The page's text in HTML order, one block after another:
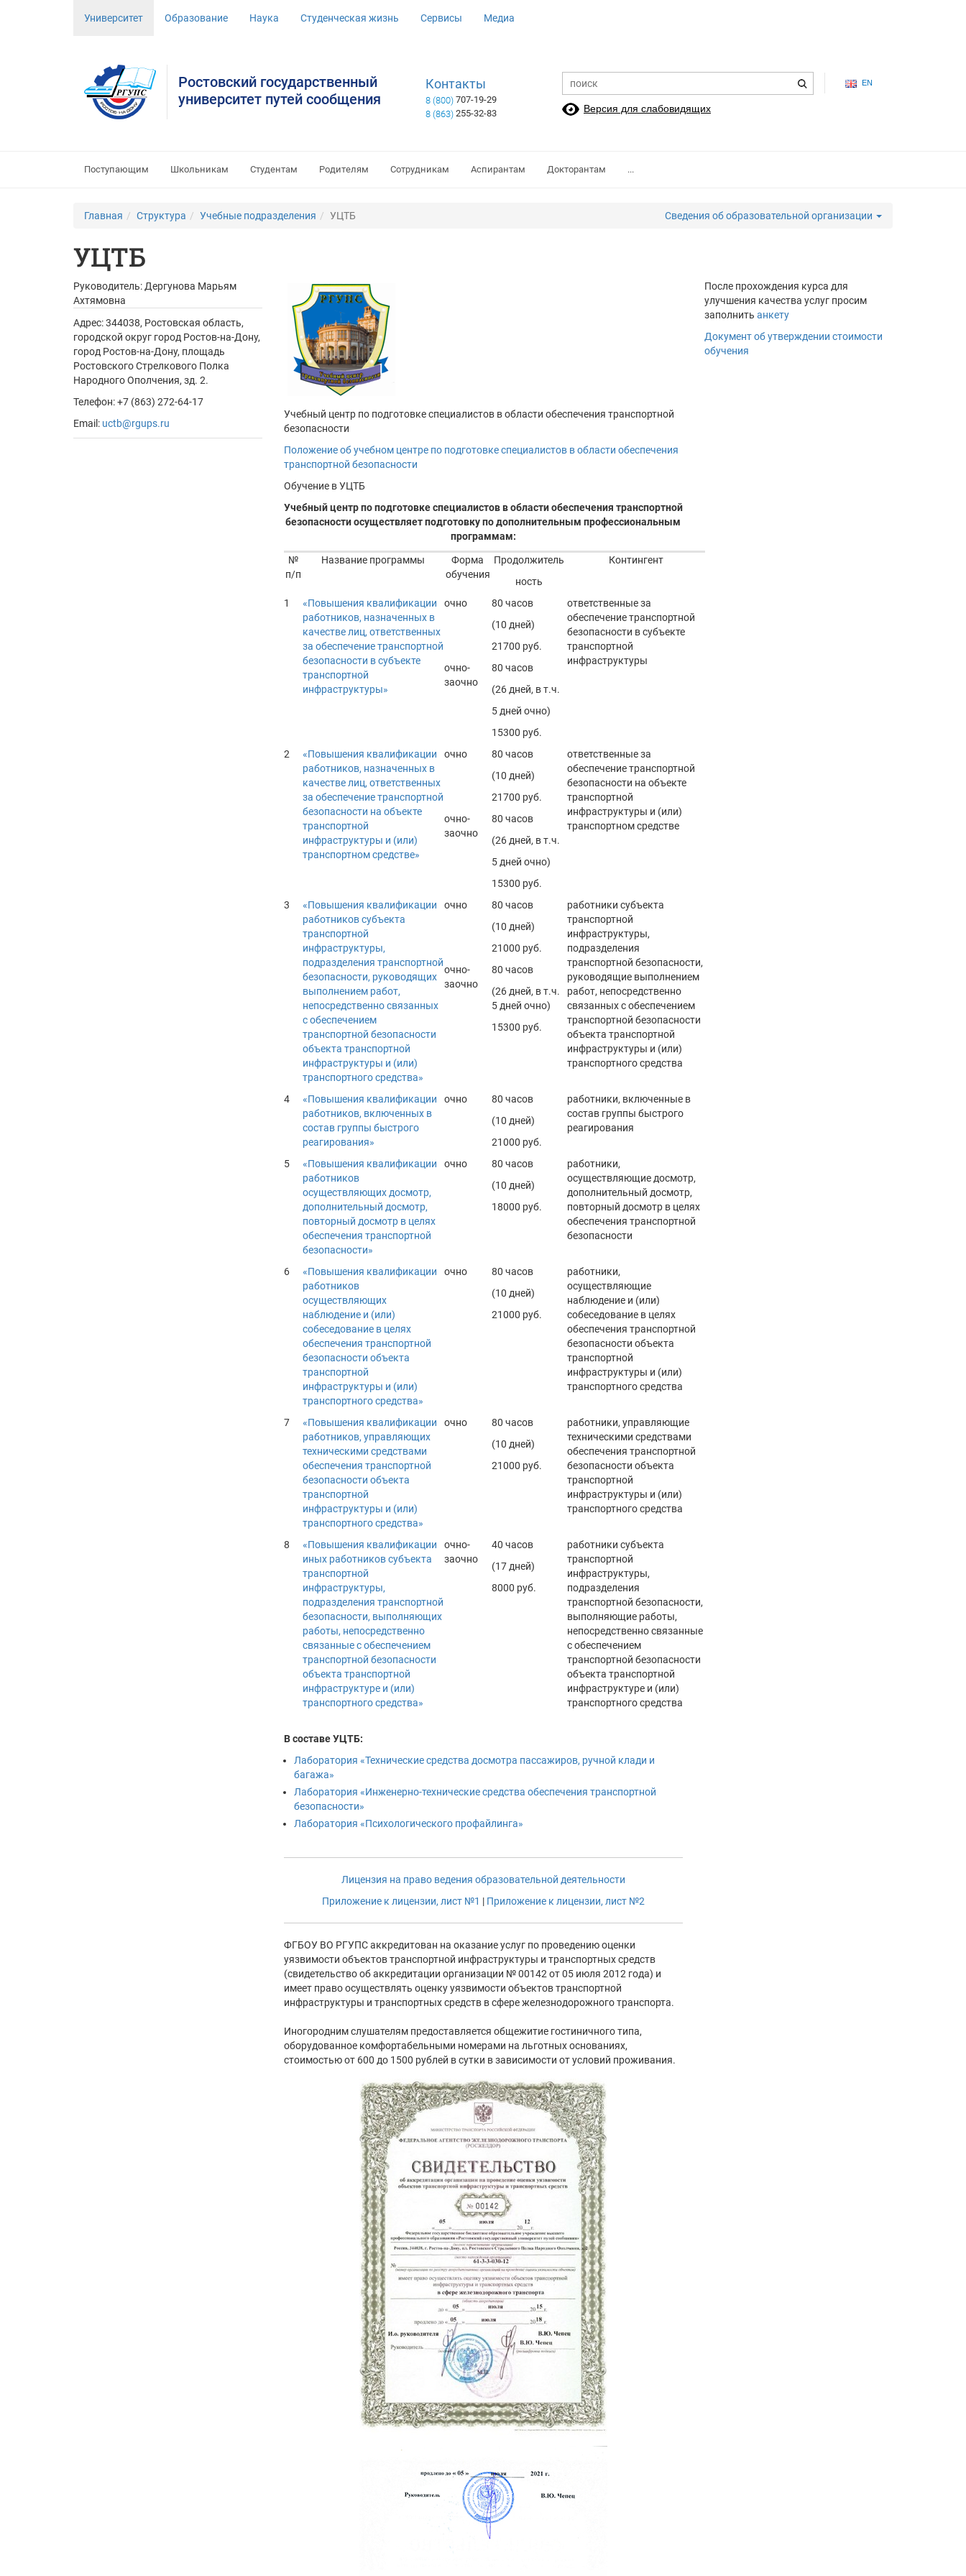
Университет Образование Наука Студенческая жизнь Сервисы Медиа
EN
Ростовский государственный
университет путей сообщения
Контакты
8 (800) 707-19-29
8 (863) 255-32-83 Версия для слабовидящих
Поступающим Школьникам Студентам Родителям Сотрудникам Аспирантам Докторантам ...
Главная Структура Учебные подразделения УЦТБ Сведения об образовательной организации
УЦТБ
Руководитель: Дергунова Марьям
Ахтямовна
Адрес:344038, Ростовская область,
городской округ город Ростов-на-Дону,
город Ростов-на-Дону, площадь
Ростовского Стрелкового Полка
Народного Ополчения, зд. 2.
Телефон: +7 (863) 272-64-17
Email: uctb@rgups.ru
Учебный центр по подготовке специалистов в области обеспечения транспортной
безопасности
Положение об учебном центре по подготовке специалистов в области обеспечения
транспортной безопасности
Обучение в УЦТБ
Учебный центр по подготовке специалистов в области обеспечения транспортной
безопасности осуществляет подготовку по дополнительным профессиональным
программам:
№
п/п
Название программы
Форма
обучения
Продолжитель
ность
Контингент
1
«Повышения квалификации
работников, назначенных в
качестве лиц, ответственных
за обеспечение транспортной
безопасности в субъекте
транспортной
инфраструктуры»
очно
80 часов
(10 дней)
21700 руб.
ответственные за
обеспечение транспортной
безопасности в субъекте
транспортной
инфраструктуры
очно-
заочно
80 часов
(26 дней, в т.ч.
5 дней очно)
15300 руб.
2
«Повышения квалификации
работников, назначенных в
качестве лиц, ответственных
за обеспечение транспортной
безопасности на объекте
транспортной
инфраструктуры и (или)
транспортном средстве»
очно
80 часов
(10 дней)
21700 руб.
ответственные за
обеспечение транспортной
безопасности на объекте
транспортной
инфраструктуры и (или)
транспортном средстве
очно-
заочно
80 часов
(26 дней, в т.ч.
5 дней очно)
15300 руб.
3
«Повышения квалификации
работников субъекта
транспортной
инфраструктуры,
подразделения транспортной
безопасности, руководящих
выполнением работ,
непосредственно связанных
с обеспечением
транспортной безопасности
объекта транспортной
инфраструктуры и (или)
транспортного средства»
очно
80 часов
(10 дней)
21000 руб.
работники субъекта
транспортной
инфраструктуры,
подразделения
транспортной безопасности,
руководящие выполнением
работ, непосредственно
связанных с обеспечением
транспортной безопасности
объекта транспортной
инфраструктуры и (или)
транспортного средства
очно-
заочно
80 часов
(26 дней, в т.ч.
5 дней очно)
15300 руб.
4
«Повышения квалификации
работников, включенных в
состав группы быстрого
реагирования»
очно
80 часов
(10 дней)
21000 руб.
работники, включенные в
состав группы быстрого
реагирования
5
«Повышения квалификации
работников
осуществляющих досмотр,
дополнительный досмотр,
повторный досмотр в целях
обеспечения транспортной
безопасности»
очно
80 часов
(10 дней)
18000 руб.
работники,
осуществляющие досмотр,
дополнительный досмотр,
повторный досмотр в целях
обеспечения транспортной
безопасности
6
«Повышения квалификации
работников
осуществляющих
наблюдение и (или)
собеседование в целях
обеспечения транспортной
безопасности объекта
транспортной
инфраструктуры и (или)
транспортного средства»
очно
80 часов
(10 дней)
21000 руб.
работники,
осуществляющие
наблюдение и (или)
собеседование в целях
обеспечения транспортной
безопасности объекта
транспортной
инфраструктуры и (или)
транспортного средства
7
«Повышения квалификации
работников, управляющих
техническими средствами
обеспечения транспортной
безопасности объекта
транспортной
инфраструктуры и (или)
транспортного средства»
очно
80 часов
(10 дней)
21000 руб.
работники, управляющие
техническими средствами
обеспечения транспортной
безопасности объекта
транспортной
инфраструктуры и (или)
транспортного средства
8
«Повышения квалификации
иных работников субъекта
транспортной
инфраструктуры,
подразделения транспортной
безопасности, выполняющих
работы, непосредственно
связанные с обеспечением
транспортной безопасности
объекта транспортной
инфраструктуре и (или)
транспортного средства»
очно-
заочно
40 часов
(17 дней)
8000 руб.
работники субъекта
транспортной
инфраструктуры,
подразделения
транспортной безопасности,
выполняющие работы,
непосредственно связанные
с обеспечением
транспортной безопасности
объекта транспортной
инфраструктуре и (или)
транспортного средства
В составе УЦТБ:
Лаборатория «Технические средства досмотра пассажиров, ручной клади и
багажа»
Лаборатория «Инженерно-технические средства обеспечения транспортной
безопасности»
Лаборатория «Психологического профайлинга»
Лицензия на право ведения образовательной деятельности
Приложение к лицензии, лист №1 | Приложение к лицензии, лист №2
ФГБОУ ВО РГУПС аккредитован на оказание услуг по проведению оценки
уязвимости объектов транспортной инфраструктуры и транспортных средств
(свидетельство об аккредитации организации № 00142 от 05 июля 2012 года) и
имеет право осуществлять оценку уязвимости объектов транспортной
инфраструктуры и транспортных средств в сфере железнодорожного транспорта.
Иногородним слушателям предоставляется общежитие гостиничного типа,
оборудованное комфортабельными номерами на льготных основаниях,
стоимостью от 600 до 1500 рублей в сутки в зависимости от условий проживания.
После прохождения курса для
улучшения качества услуг просим
заполнить анкету
Документ об утверждении стоимости
обучения